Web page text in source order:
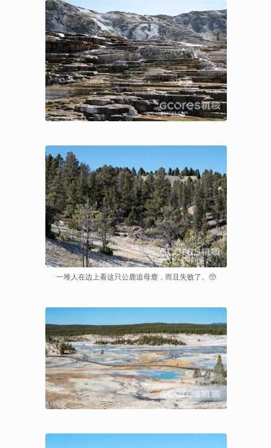
一堆人在边上看这只公鹿追母鹿，而且失败了。🥺